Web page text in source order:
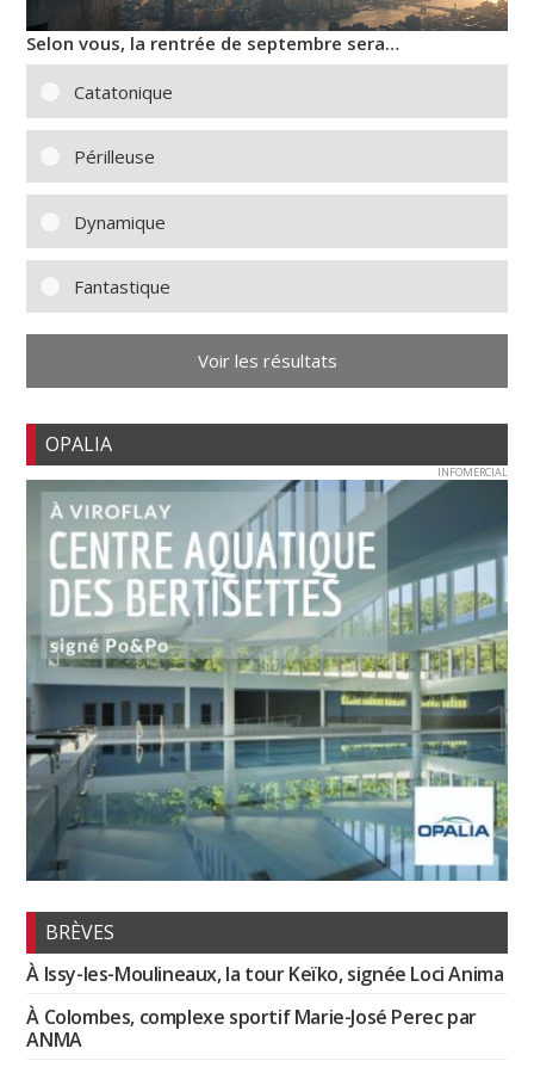
Selon vous, la rentrée de septembre sera…
Catatonique
Périlleuse
Dynamique
Fantastique
Voir les résultats
OPALIA
INFOMERCIAL
BRÈVES
À Issy-les-Moulineaux, la tour Keïko, signée Loci Anima
À Colombes, complexe sportif Marie-José Perec par
ANMA